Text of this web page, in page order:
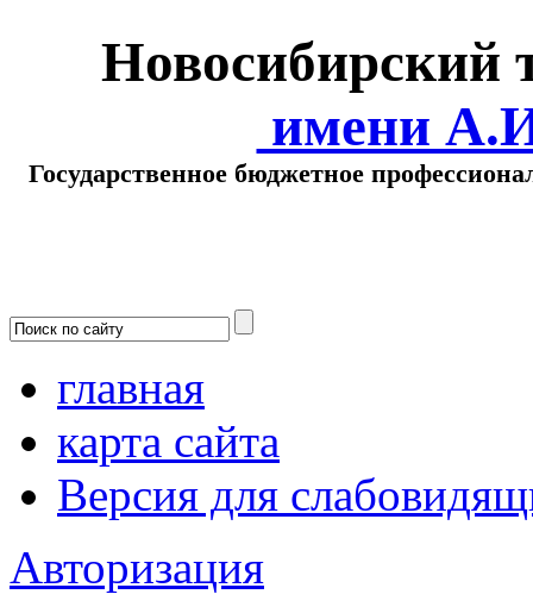
Новосибирский
имени
Государственное бюджетное
главная
карта сайта
Версия для
Авторизация